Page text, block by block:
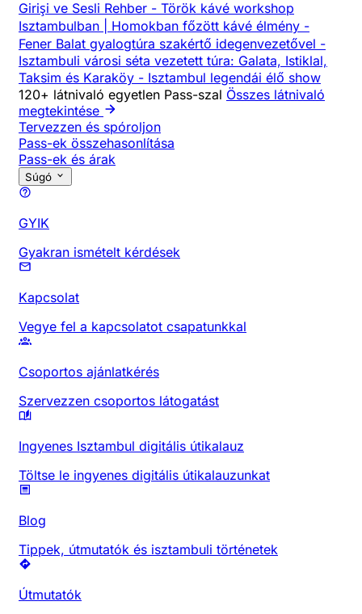
Girişi ve Sesli Rehber - Török kávé workshop
Isztambulban | Homokban főzött kávé élmény -
Fener Balat gyalogtúra szakértő idegenvezetővel -
Isztambuli városi séta vezetett túra: Galata, Istiklal,
Taksim és Karaköy - Isztambul legendái élő show
120+ látnivaló egyetlen Pass-szal Összes látnivaló
megtekintése
Tervezzen és spóroljon
Pass-ek összehasonlítása
Pass-ek és árak
Súgó
GYIK
Gyakran ismételt kérdések
Kapcsolat
Vegye fel a kapcsolatot csapatunkkal
Csoportos ajánlatkérés
Szervezzen csoportos látogatást
Ingyenes Isztambul digitális útikalauz
Töltse le ingyenes digitális útikalauzunkat
Blog
Tippek, útmutatók és isztambuli történetek
Útmutatók